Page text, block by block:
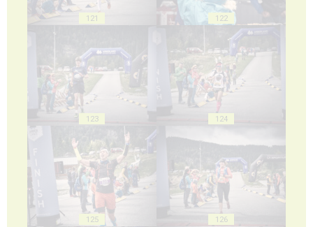
121 122
123 124
125 126